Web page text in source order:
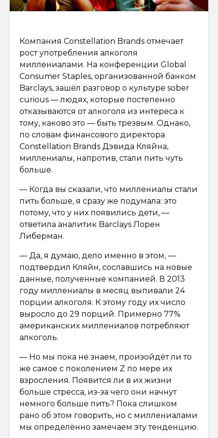
Компания Constellation Brands отмечает
рост употребления алкоголя
миллениалами. На конференции Global
Consumer Staples, организованной банком
Barclays, зашёл разговор о культуре sober
curious — людях, которые постепенно
отказываются от алкоголя из интереса к
тому, каково это — быть трезвым. Однако,
по словам финансового директора
Constellation Brands Дэвида Кляйна,
миллениалы, напротив, стали пить чуть
больше.
— Когда вы сказали, что миллениалы стали
пить больше, я сразу же подумала: это
потому, что у них появились дети, —
ответила аналитик Barclays Лорен
Либерман.
— Да, я думаю, дело именно в этом, —
подтвердил Кляйн, сославшись на новые
данные, полученные компанией. В 2013
году миллениалы в месяц выпивали 24
порции алкоголя. К этому году их число
выросло до 29 порций. Примерно 77%
американских миллениалов потребляют
алкоголь.
— Но мы пока не знаем, произойдёт ли то
же самое с поколением Z по мере их
взросления. Появится ли в их жизни
больше стресса, из-за чего они начнут
немного больше пить? Пока слишком
рано об этом говорить, но с миллениалами
мы определённо замечаем эту тенденцию.